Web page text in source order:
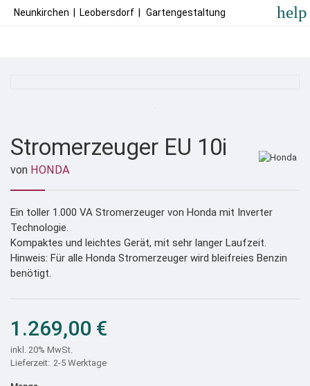
Neunkirchen Leobersdorf Gartengestaltung help
Stromerzeuger EU 10i
von HONDA
Ein toller 1.000 VA Stromerzeuger von Honda mit Inverter
Technologie.
Kompaktes und leichtes Gerät, mit sehr langer Laufzeit.
Hinweis: Für alle Honda Stromerzeuger wird bleifreies Benzin
benötigt.
1.269,00 €
inkl. 20% MwSt.
2-5 Werktage